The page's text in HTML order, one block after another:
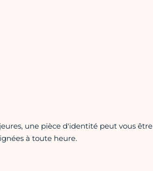
une pièce d'identité peut vous être
à toute heure.